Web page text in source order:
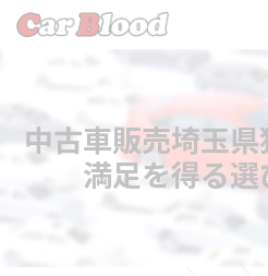
中古車販売埼玉
満足を得る